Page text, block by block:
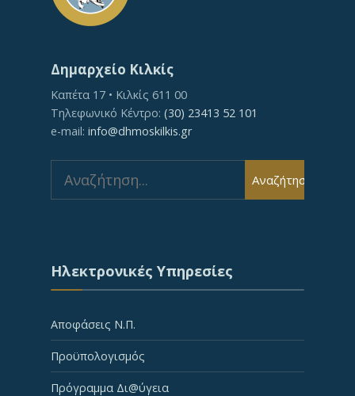
Δημαρχείο Κιλκίς
Καπέτα 17 • Κιλκίς 611 00
Τηλεφωνικό Κέντρο: (30) 23413 52 101
e-mail: info@dhmoskilkis.gr
for:
Αναζήτηση
Ηλεκτρονικές Υπηρεσίες
Αποφάσεις Ν.Π.
Προϋπολογισμός
Πρόγραμμα Δι@ύγεια